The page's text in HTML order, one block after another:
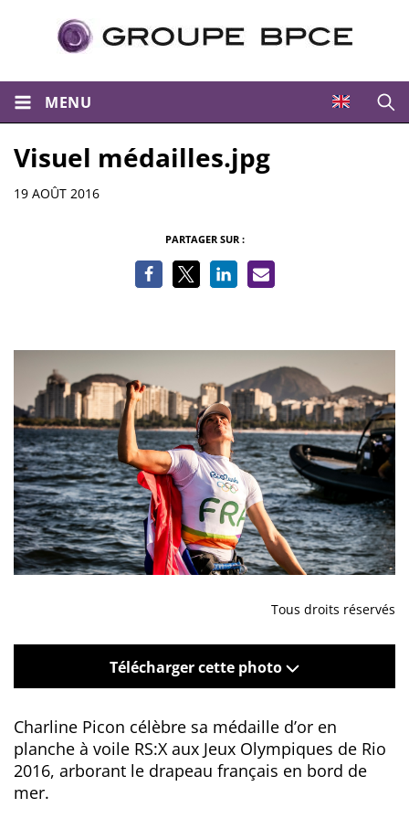
MENU
Visuel médailles.jpg
Informations
19 AOÛT 2016
PARTAGER SUR :
Tous droits réservés
Télécharger cette photo
Charline Picon célèbre sa médaille d’or en
planche à voile RS:X aux Jeux Olympiques de Rio
2016, arborant le drapeau français en bord de
mer.